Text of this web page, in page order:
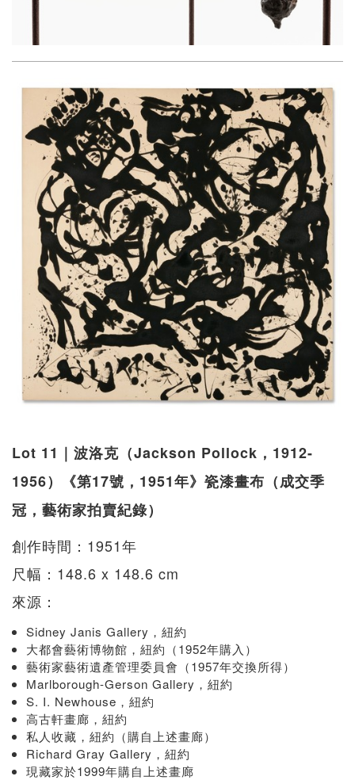
Lot 11｜波洛克（Jackson Pollock，1912-
1956）《第17號，1951年》瓷漆畫布（成交季
冠，藝術家拍賣紀錄）
創作時間：1951年
尺幅：148.6 x 148.6 cm
來源：
Sidney Janis Gallery，紐約
大都會藝術博物館，紐約（1952年購入）
藝術家藝術遺產管理委員會（1957年交換所得）
Marlborough-Gerson Gallery，紐約
S. I. Newhouse，紐約
高古軒畫廊，紐約
私人收藏，紐約（購自上述畫廊）
Richard Gray Gallery，紐約
現藏家於1999年購自上述畫廊